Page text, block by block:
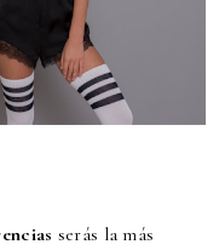
serás la más